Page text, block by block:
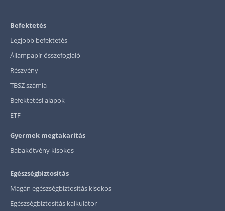
Befektetés
Legjobb befektetés
Állampapír összefoglaló
Részvény
TBSZ számla
Befektetési alapok
ETF
Gyermek megtakarítás
Babakötvény kisokos
Egészségbiztosítás
Magán egészségbiztosítás kisokos
Egészségbiztosítás kalkulátor